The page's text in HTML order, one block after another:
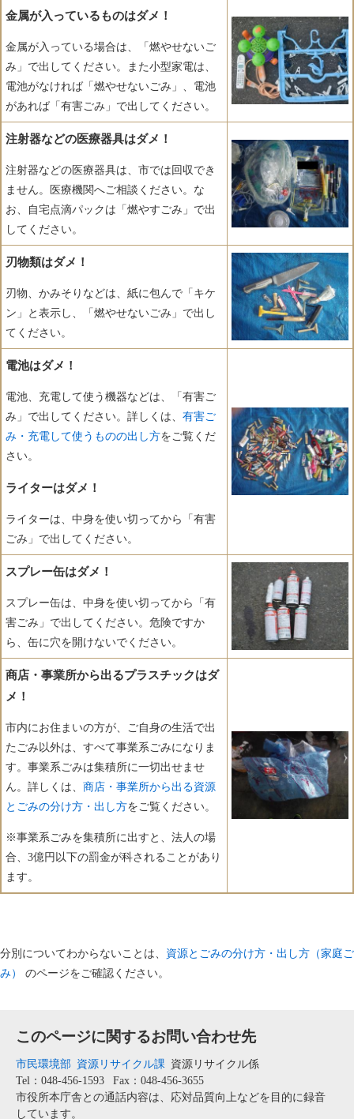
金属が入っているものはダメ！
金属が入っている場合は、「燃やせないご
み」で出してください。また小型家電は、
電池がなければ「燃やせないごみ」、電池
があれば「有害ごみ」で出してください。
注射器などの医療器具はダメ！
注射器などの医療器具は、市では回収でき
ません。医療機関へご相談ください。な
お、自宅点滴パックは「燃やすごみ」で出
してください。
刃物類はダメ！
刃物、かみそりなどは、紙に包んで「キケ
ン」と表示し、「燃やせないごみ」で出し
てください。
電池はダメ！
電池、充電して使う機器などは、「有害ご
み」で出してください。詳しくは、 有害ご
み・充電して使うものの出し方をご覧くだ
さい。
ライターはダメ！
ライターは、中身を使い切ってから「有害
ごみ」で出してください。
スプレー缶はダメ！
スプレー缶は、中身を使い切ってから「有
害ごみ」で出してください。危険ですか
ら、缶に穴を開けないでください。
商店・事業所から出るプラスチックはダ
メ！
市内にお住まいの方が、ご自身の生活で出
たごみ以外は、すべて事業系ごみになりま
す。事業系ごみは集積所に一切出せませ
ん。詳しくは、 商店・事業所から出る資源
とごみの分け方・出し方をご覧ください。
※事業系ごみを集積所に出すと、法人の場
合、3億円以下の罰金が科されることがあり
ます。
分別についてわからないことは、 資源とごみの分け方・出し方（家庭ご
み）
のページをご確認ください。
このページに関するお問い合わせ先
市民環境部 資源リサイクル課 資源リサイクル係
Tel：048-456-1593
Fax：048-456-3655
市役所本庁舎との通話内容は、応対品質向上などを目的に録音
しています。